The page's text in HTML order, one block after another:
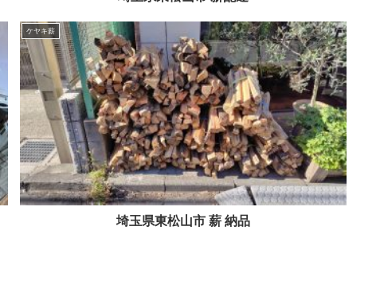
ケヤキ薪
埼玉県東松山市 薪 納品